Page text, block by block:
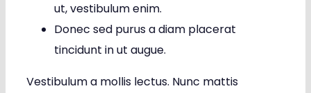
ut, vestibulum enim.
Donec sed purus a diam placerat
tincidunt in ut augue.
Vestibulum a mollis lectus. Nunc mattis